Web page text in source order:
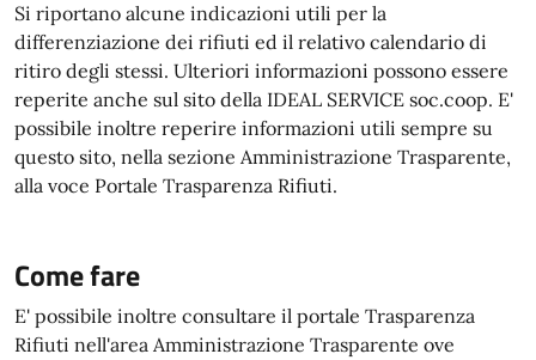
Si riportano alcune indicazioni utili per la
differenziazione dei rifiuti ed il relativo calendario di
ritiro degli stessi. Ulteriori informazioni possono essere
reperite anche sul sito della IDEAL SERVICE soc.coop. E'
possibile inoltre reperire informazioni utili sempre su
questo sito, nella sezione Amministrazione Trasparente,
alla voce Portale Trasparenza Rifiuti.
Come fare
E' possibile inoltre consultare il portale Trasparenza
Rifiuti nell'area Amministrazione Trasparente ove